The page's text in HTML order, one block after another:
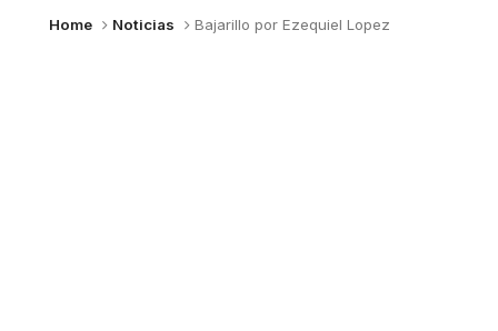
Home Noticias Bajarillo por Ezequiel Lopez